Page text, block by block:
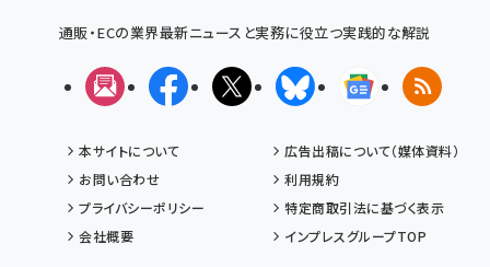
通販・ECの業界最新ニュースと実務に役立つ実践的な解説
メルマガFacebookX(エックス)BlueskyGoogleニュ
RSS
本サイトについて
広告出稿について（媒体資料）
お問い合わせ
利用規約
プライバシーポリシー
特定商取引法に基づく表示
会社概要
インプレスグループTOP